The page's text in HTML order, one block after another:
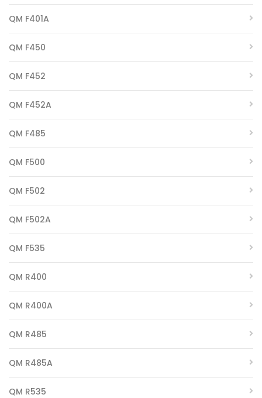
QM F401A
QM F450
QM F452
QM F452A
QM F485
QM F500
QM F502
QM F502A
QM F535
QM R400
QM R400A
QM R485
QM R485A
QM R535